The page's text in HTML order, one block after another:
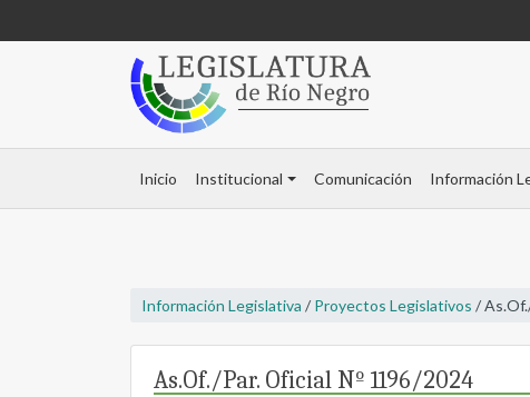
Inicio Institucional Comunicación Información
Información Legislativa / Proyectos Legislativos /
As.Of./Par. Oficial Nº 1196/2024